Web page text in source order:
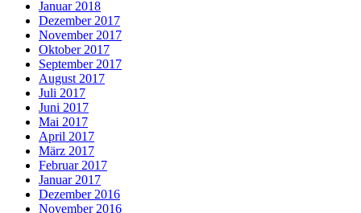
Januar 2018
Dezember 2017
November 2017
Oktober 2017
September 2017
August 2017
Juli 2017
Juni 2017
Mai 2017
April 2017
März 2017
Februar 2017
Januar 2017
Dezember 2016
November 2016